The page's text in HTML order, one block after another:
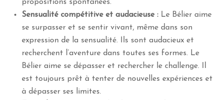
propositions spontanées.
Sensualité compétitive et audacieuse : Le Bélier aime
se surpasser et se sentir vivant, même dans son
expression de la sensualité. Ils sont audacieux et
recherchent l’aventure dans toutes ses formes. Le
Bélier aime se dépasser et rechercher le challenge. Il
est toujours prêt à tenter de nouvelles expériences et
à dépasser ses limites.